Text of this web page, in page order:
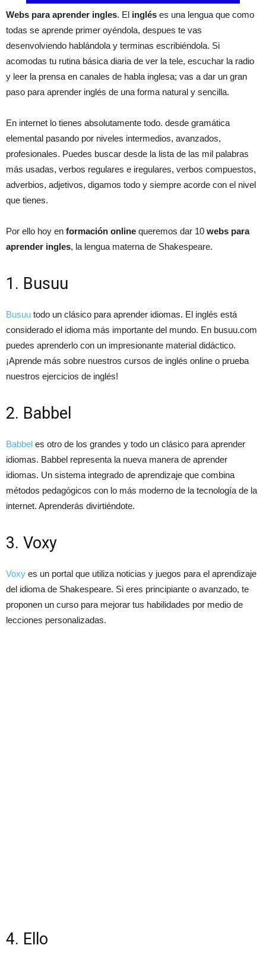
Webs para aprender ingles. El inglés es una lengua que como
todas se aprende primer oyéndola, despues te vas
desenvolviendo hablándola y terminas escribiéndola. Si
acomodas tu rutina básica diaria de ver la tele, escuchar la radio
y leer la prensa en canales de habla inglesa; vas a dar un gran
paso para aprender inglés de una forma natural y sencilla.
En internet lo tienes absolutamente todo. desde gramática
elemental pasando por niveles intermedios, avanzados,
profesionales. Puedes buscar desde la lista de las mil palabras
más usadas, verbos regulares e iregulares, verbos compuestos,
adverbios, adjetivos, digamos todo y siempre acorde con el nivel
que tienes.
Por ello hoy en formación online queremos dar 10 webs para
aprender ingles, la lengua materna de Shakespeare.
1. Busuu
Busuu todo un clásico para aprender idiomas. El inglés está
considerado el idioma más importante del mundo. En busuu.com
puedes aprenderlo con un impresionante material didáctico.
¡Aprende más sobre nuestros cursos de inglés online o prueba
nuestros ejercicios de inglés!
2. Babbel
Babbel es otro de los grandes y todo un clásico para aprender
idiomas. Babbel representa la nueva manera de aprender
idiomas. Un sistema integrado de aprendizaje que combina
métodos pedagógicos con lo más moderno de la tecnología de la
internet. Aprenderás divirtiéndote.
3. Voxy
Voxy es un portal que utiliza noticias y juegos para el aprendizaje
del idioma de Shakespeare. Si eres principiante o avanzado, te
proponen un curso para mejorar tus habilidades por medio de
lecciones personalizadas.
4. Ello